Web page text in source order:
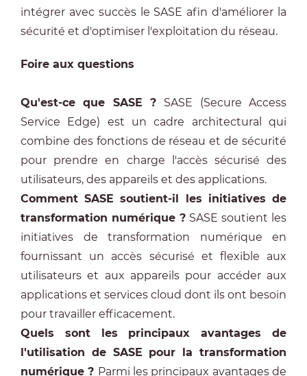
intégrer avec succès le SASE afin d'améliorer la
sécurité et d'optimiser l'exploitation du réseau.
Foire aux questions
Qu'est-ce que SASE ? SASE (Secure Access
Service Edge) est un cadre architectural qui
combine des fonctions de réseau et de sécurité
pour prendre en charge l'accès sécurisé des
utilisateurs, des appareils et des applications.
Comment SASE soutient-il les initiatives de
transformation numérique ? SASE soutient les
initiatives de transformation numérique en
fournissant un accès sécurisé et flexible aux
utilisateurs et aux appareils pour accéder aux
applications et services cloud dont ils ont besoin
pour travailler efficacement.
Quels sont les principaux avantages de
l'utilisation de SASE pour la transformation
numérique ? Parmi les principaux avantages de